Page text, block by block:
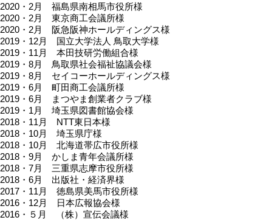
2020・2月 福島県南相馬市役所様
2020・2月 東京商工会議所様
2020・2月 阪急阪神ホールディングス様
2019・12月 国立大学法人 鳥取大学様
2019・11月 本田技研労働組合様
2019・8月 鳥取県社会福祉協議会様
2019・8月 セイコーホールディングス様
2019・6月 町田商工会議所様
2019・6月 まつやま創業者クラブ様
2019・1月 埼玉県図書館協会様
2018・11月 NTT東日本様
2018・10月 埼玉県庁様
2018・10月 北海道帯広市役所様
2018・9月 かしま青年会議所様
2018・7月 三重県志摩市役所様
2018・6月 出版社・経済界様
2017・11月 徳島県美馬市役所様
2016・12月 日本広報協会様
2016・５月 （株）宣伝会議様